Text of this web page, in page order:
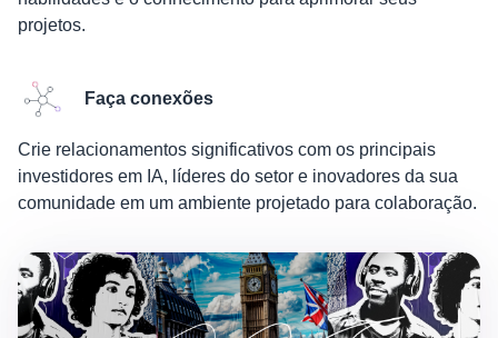
projetos.
Faça conexões
Crie relacionamentos significativos com os principais
investidores em IA, líderes do setor e inovadores da sua
comunidade em um ambiente projetado para colaboração.